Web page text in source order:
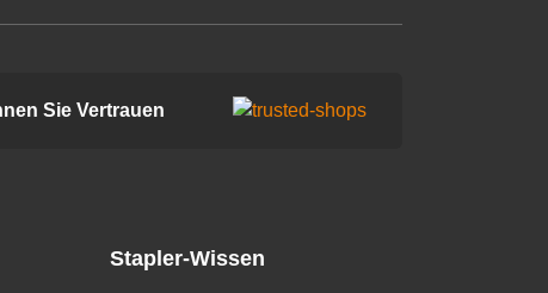
Sie Vertrauen
Stapler-Wissen